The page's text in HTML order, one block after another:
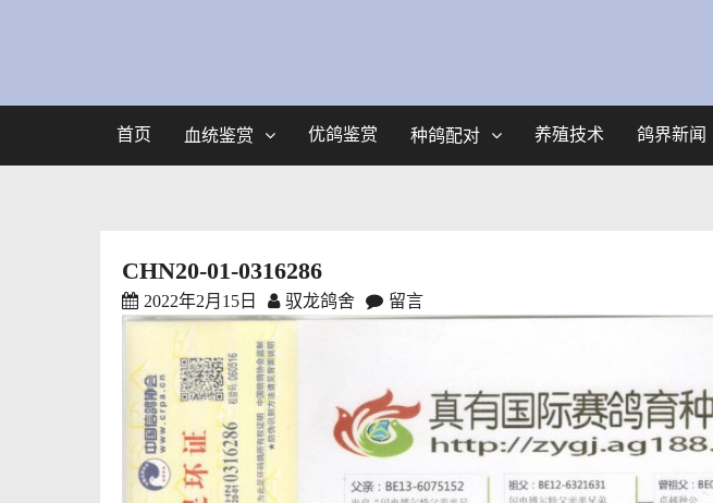
首页 血统鉴赏 优鸽鉴赏 种鸽配对 养殖技术 鸽界新闻
CHN20-01-0316286
2022年2月15日 驭龙鸽舍 留言